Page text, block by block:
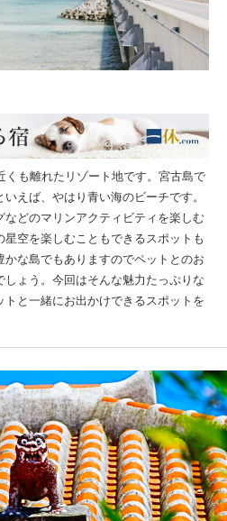
くも離れたリゾート地です。宮古島で
えば、やはり青い海のビーチです。
どのマリンアクティビティを楽しむ
空を楽しむこともできるスポットも
な島でもありますのでペットとのお
ょう。今回はそんな魅力たっぷりな
と一緒にお出かけできるスポットを